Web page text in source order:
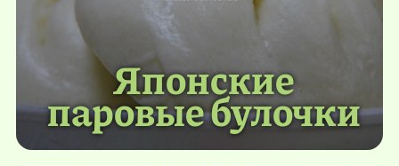
Японские
паровые булочки